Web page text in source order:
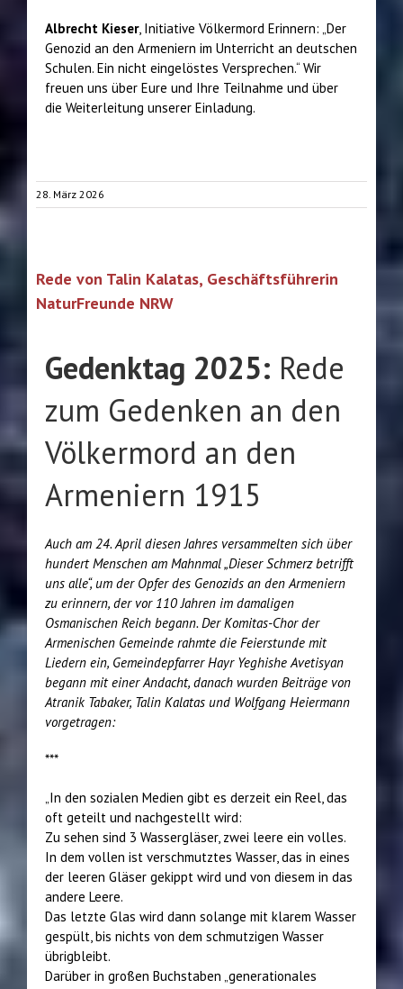
Albrecht Kieser, Initiative Völkermord Erinnern: „Der
Genozid an den Armeniern im Unterricht an deutschen
Schulen. Ein nicht eingelöstes Versprechen.“ Wir
freuen uns über Eure und Ihre Teilnahme und über
die Weiterleitung unserer Einladung.
28. März 2026
Rede von Talin Kalatas, Geschäftsführerin
NaturFreunde NRW
Gedenktag 2025: Rede
zum Gedenken an den
Völkermord an den
Armeniern 1915
Auch am 24. April diesen Jahres versammelten sich über
hundert Menschen am Mahnmal „Dieser Schmerz betrifft
uns alle“, um der Opfer des Genozids an den Armeniern
zu erinnern, der vor 110 Jahren im damaligen
Osmanischen Reich begann. Der Komitas-Chor der
Armenischen Gemeinde rahmte die Feierstunde mit
Liedern ein, Gemeindepfarrer Hayr Yeghishe Avetisyan
begann mit einer Andacht, danach wurden Beiträge von
Atranik Tabaker, Talin Kalatas und Wolfgang Heiermann
vorgetragen:
***
„In den sozialen Medien gibt es derzeit ein Reel, das
oft geteilt und nachgestellt wird:
Zu sehen sind 3 Wassergläser, zwei leere ein volles.
In dem vollen ist verschmutztes Wasser, das in eines
der leeren Gläser gekippt wird und von diesem in das
andere Leere.
Das letzte Glas wird dann solange mit klarem Wasser
gespült, bis nichts von dem schmutzigen Wasser
übrigbleibt.
Darüber in großen Buchstaben „generationales